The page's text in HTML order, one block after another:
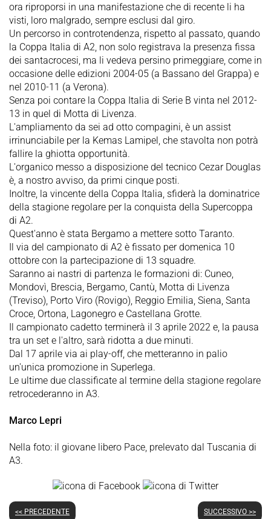
ora riproporsi in una manifestazione che di recente li ha
visti, loro malgrado, sempre esclusi dal giro.
Un percorso in controtendenza, rispetto al passato, quando
la Coppa Italia di A2, non solo registrava la presenza fissa
dei santacrocesi, ma li vedeva persino primeggiare, come in
occasione delle edizioni 2004-05 (a Bassano del Grappa) e
nel 2010-11 (a Verona).
Senza poi contare la Coppa Italia di Serie B vinta nel 2012-
13 in quel di Motta di Livenza.
L'ampliamento da sei ad otto compagini, è un assist
irrinunciabile per la Kemas Lamipel, che stavolta non potrà
fallire la ghiotta opportunità.
L'organico messo a disposizione del tecnico Cezar Douglas
è, a nostro avviso, da primi cinque posti.
Inoltre, la vincente della Coppa Italia, sfiderà la dominatrice
della stagione regolare per la conquista della Supercoppa
di A2.
Quest'anno è stata Bergamo a mettere sotto Taranto.
Il via del campionato di A2 è fissato per domenica 10
ottobre con la partecipazione di 13 squadre.
Saranno ai nastri di partenza le formazioni di: Cuneo,
Mondovì, Brescia, Bergamo, Cantù, Motta di Livenza
(Treviso), Porto Viro (Rovigo), Reggio Emilia, Siena, Santa
Croce, Ortona, Lagonegro e Castellana Grotte.
Il campionato cadetto terminerà il 3 aprile 2022 e, la pausa
tra un set e l'altro, sarà ridotta a due minuti.
Dal 17 aprile via ai play-off, che metteranno in palio
un'unica promozione in Superlega.
Le ultime due classificate al termine della stagione regolare
retrocederanno in A3.
Marco Lepri
Nella foto: il giovane libero Pace, prelevato dal Tuscania di
A3.
<< PRECEDENTE SUCCESSIVO >>